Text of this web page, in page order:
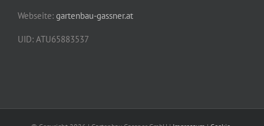
Webseite: gartenbau-gassner.at
UID: ATU65883537